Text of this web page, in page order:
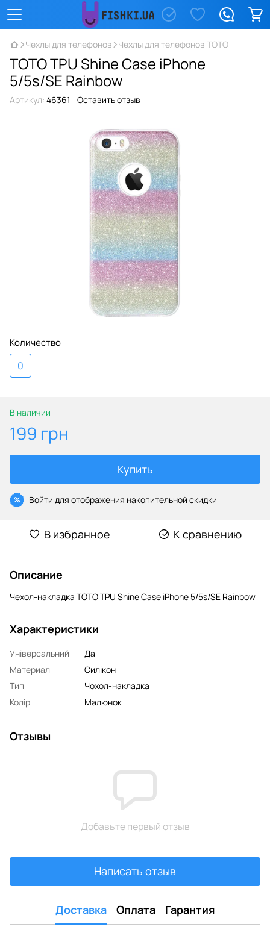
Чехлы для телефонов Чехлы для телефонов TOTO
TOTO TPU Shine Case iPhone
5/5s/SE Rainbow
Артикул: 46361 Оставить отзыв
Количество
0
В наличии
199 грн
Купить
% Войти для отображения накопительной скидки
В избранное К сравнению
Описание
Чехол-накладка TOTO TPU Shine Case iPhone 5/5s/SE Rainbow
Характеристики
Універсальний
Да
Материал
Силікон
Тип
Чохол-накладка
Колір
Малюнок
Отзывы
Добавьте первый отзыв
Написать отзыв
Доставка Оплата Гарантия